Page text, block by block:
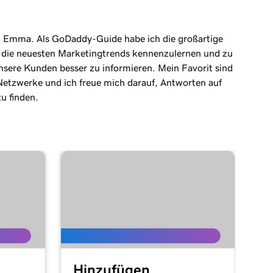
Als GoDaddy-Guide habe ich die großartige
neuesten Marketingtrends kennenzulernen und zu
Kunden besser zu informieren. Mein Favorit sind
und ich freue mich darauf, Antworten auf
finden.